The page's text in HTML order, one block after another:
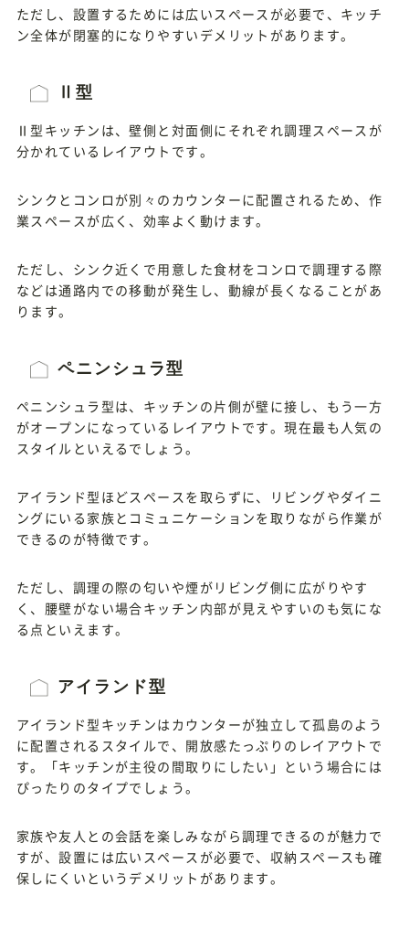
ただし、設置するためには広いスペースが必要で、キッチ
ン全体が閉塞的になりやすいデメリットがあります。
Ⅱ型
Ⅱ型キッチンは、壁側と対面側にそれぞれ調理スペースが
分かれているレイアウトです。
シンクとコンロが別々のカウンターに配置されるため、作
業スペースが広く、効率よく動けます。
ただし、シンク近くで用意した食材をコンロで調理する際
などは通路内での移動が発生し、動線が長くなることがあ
ります。
ペニンシュラ型
ペニンシュラ型は、キッチンの片側が壁に接し、もう一方
がオープンになっているレイアウトです。現在最も人気の
スタイルといえるでしょう。
アイランド型ほどスペースを取らずに、リビングやダイニ
ングにいる家族とコミュニケーションを取りながら作業が
できるのが特徴です。
ただし、調理の際の匂いや煙がリビング側に広がりやす
く、腰壁がない場合キッチン内部が見えやすいのも気にな
る点といえます。
アイランド型
アイランド型キッチンはカウンターが独立して孤島のよう
に配置されるスタイルで、開放感たっぷりのレイアウトで
す。「キッチンが主役の間取りにしたい」という場合には
ぴったりのタイプでしょう。
家族や友人との会話を楽しみながら調理できるのが魅力で
すが、設置には広いスペースが必要で、収納スペースも確
保しにくいというデメリットがあります。